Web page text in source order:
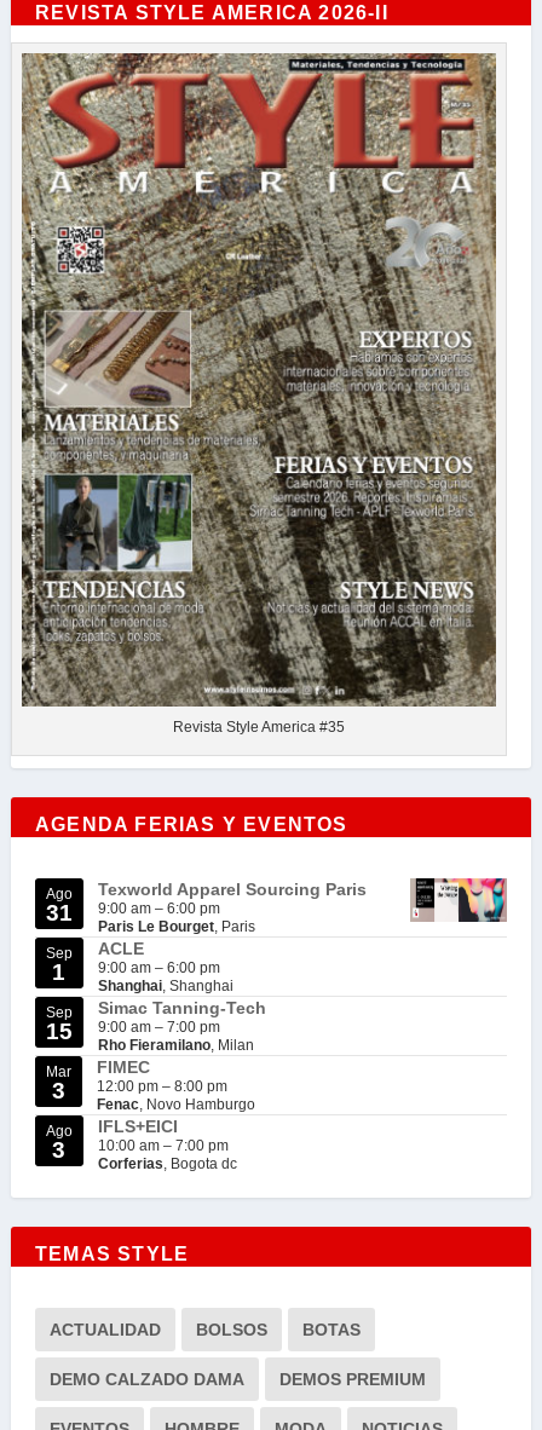
REVISTA STYLE AMERICA 2026-II
Revista Style America #35
AGENDA FERIAS Y EVENTOS
Ago
31
Texworld Apparel Sourcing Paris
9:00 am – 6:00 pm
Paris Le Bourget, Paris
Sep
1
ACLE
9:00 am – 6:00 pm
Shanghai, Shanghai
Sep
15
Simac Tanning-Tech
9:00 am – 7:00 pm
Rho Fieramilano, Milan
Mar
3
FIMEC
12:00 pm – 8:00 pm
Fenac, Novo Hamburgo
Ago
3
IFLS+EICI
10:00 am – 7:00 pm
Corferias , Bogota dc
TEMAS STYLE
ACTUALIDAD BOLSOS BOTAS
DEMO CALZADO DAMA DEMOS PREMIUM